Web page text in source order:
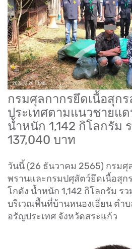
กรมศุลกากรยึดเนื้อสุกร
ประเทศตามแนวชายแ
น้ำหนัก 1,142 กิโลกรัม
137,040 บาท
วันนี้ (26 ธันวาคม 2565) กรมศุ
พรานและกรมปศุสัตว์ยึดเนื้อสุ
โกดัง น้ำหนัก 1,142 กิโลกรัม ร
บริเวณพื้นที่บ้านหนองเอี่ยน ตำ
อรัญประเทศ จังหวัดสระแก้ว